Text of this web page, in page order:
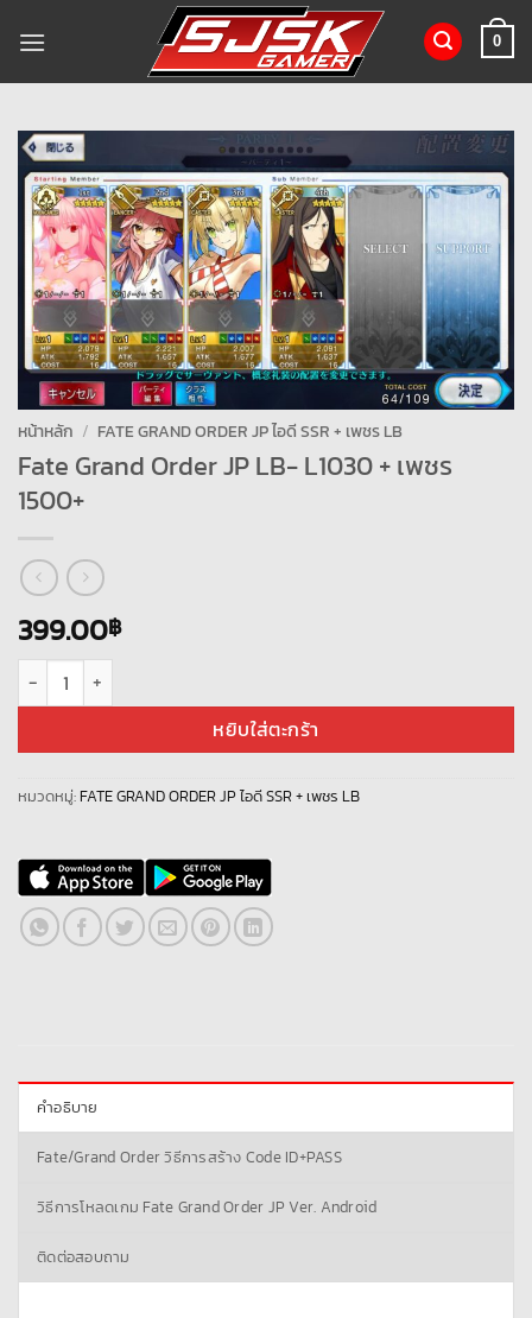
0
หน้าหลัก / FATE GRAND ORDER JP ไอดี SSR + เพชร LB
Fate Grand Order JP LB- L1030 + เพชร
1500+
399.00฿
จำนวน Fate Grand Order JP LB- L1030 + เพชร 1500+ ชิ้น
หยิบใส่ตะกร้า
หมวดหมู่: FATE GRAND ORDER JP ไอดี SSR + เพชร LB
คำอธิบาย
Fate/Grand Order วิธีการสร้าง Code ID+PASS
วิธีการโหลดเกม Fate Grand Order JP Ver. Android
ติดต่อสอบถาม